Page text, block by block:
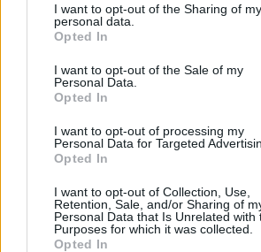
I want to opt-out of the Sharing of my
personal data.
Opted In
I want to opt-out of the Sale of my
Personal Data.
Opted In
I want to opt-out of processing my
Personal Data for Targeted
Opted In
I want to opt-out of Collection, Use,
Retention, Sale, and/or Sharing of
Personal Data that Is Unrelated with
Purposes for which it was collected.
Opted In
Οι ρομαντικοί του
ζώδια που ξεπερνούν τον
έναν έρωτα